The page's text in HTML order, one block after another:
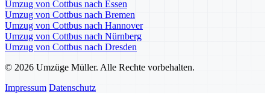
Umzug von Cottbus nach Essen
Umzug von Cottbus nach Bremen
Umzug von Cottbus nach Hannover
Umzug von Cottbus nach Nürnberg
Umzug von Cottbus nach Dresden
© 2026 Umzüge Müller. Alle Rechte vorbehalten.
Impressum Datenschutz